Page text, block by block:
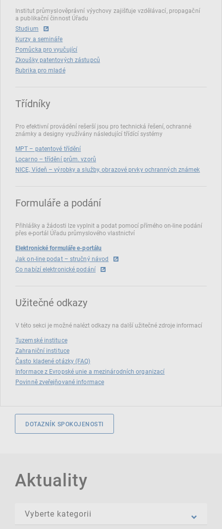
Institut průmyslověprávní výychovy zajišťuje vzdělávací, propagační
a publikační činnost Úřadu
Studium
Kurzy a semináře
Pomůcka pro vyučující
Zkoušky patentových zástupců
Rubrika pro mladé
Třídníky
Pro efektivní provádění rešerší jsou pro technická řešení, ochranné
známky a designy využívány následující třídící systémy
MPT – patentové třídění
Locarno – třídění prům. vzorů
NICE, Vídeň – výrobky a služby, obrazové prvky ochranných známek
Formuláře a podání
Přihlášky a žádosti lze vyplnit a podat pomocí přímého on‑line podání
přes e‑portál Úřadu průmyslového vlastnictví
Elektronické formuláře e-portálu
Jak on-line podat – stručný návod
Co nabízí elektronické podání
Užitečné odkazy
V této sekci je možné nalézt odkazy na další užitečné zdroje informací
Tuzemské instituce
Zahraniční instituce
Často kladené otázky (FAQ)
Informace z Evropské unie a mezinárodních organizací
Povinně zveřejňované informace
DOTAZNÍK SPOKOJENOSTI
Aktuality